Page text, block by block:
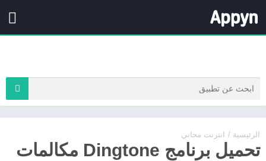
الرئيسية / انترنت مجاني
تحميل برنامج Dingtone مكالمات